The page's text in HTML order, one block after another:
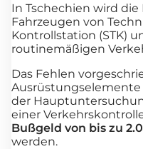
In Tschechien wird
Fahrzeugen von
Kontrollstation (STK)
routinemäßigen
Das Fehlen
der
einer
Bußgeld von bis zu
werden.